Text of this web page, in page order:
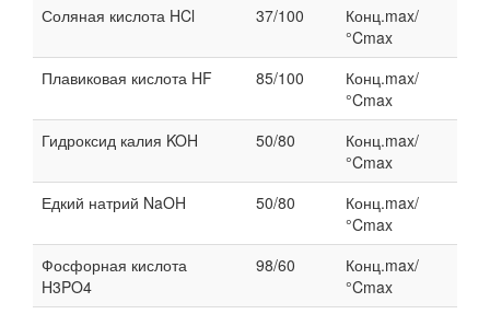
Соляная кислота HCl
37/100
Конц.max/
°Cmax
Плавиковая кислота HF
85/100
Конц.max/
°Cmax
Гидроксид калия KOH
50/80
Конц.max/
°Cmax
Едкий натрий NaOH
50/80
Конц.max/
°Cmax
Фосфорная кислота
H3PO4
98/60
Конц.max/
°Cmax